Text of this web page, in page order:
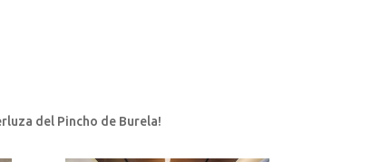
del Pincho de Burela!